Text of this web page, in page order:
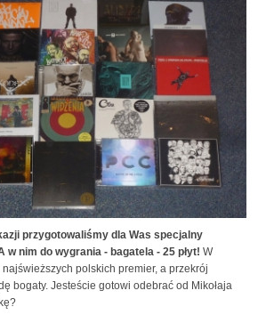
przygotowaliśmy dla Was specjalny
nim do wygrania - bagatela - 25 płyt! W
polskich premier, a przekrój
bogaty. Jesteście gotowi odebrać od Mikołaja